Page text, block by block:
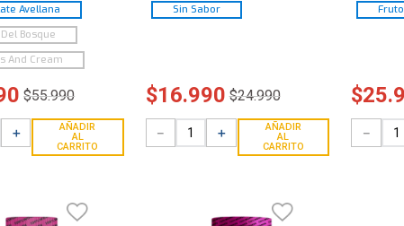
Avellana
Bosque
And Cream
$55.990
＋
AÑADIR
AL
CARRITO
Sin Sabor
$16.990 $24.990
＋
－
AÑADIR
AL
CARRITO
$25.
－